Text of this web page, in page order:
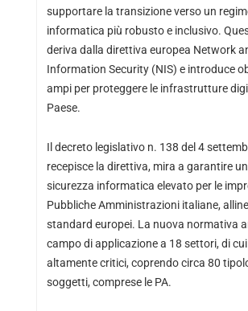
supportare la transizione verso un
informatica più robusto e inclusivo.
deriva dalla direttiva europea Network
Information Security (NIS) e introduce
ampi per proteggere le infrastrutture
Paese.
Il decreto legislativo n. 138 del 4
recepisce la direttiva, mira a garantire
sicurezza informatica elevato per le
Pubbliche Amministrazioni italiane,
standard europei. La nuova normativa
campo di applicazione a 18 settori, di cui
altamente critici, coprendo circa 80
soggetti, comprese le PA.